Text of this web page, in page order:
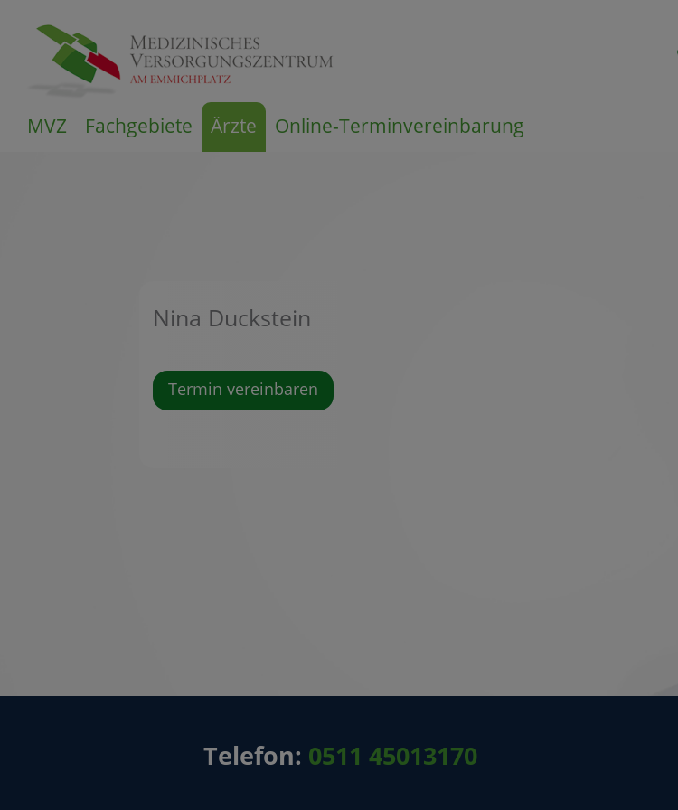
MVZ Fachgebiete Ärzte Online-Terminvereinbarung
Nina Duckstein
Termin vereinbaren
Telefon: 0511 45013170